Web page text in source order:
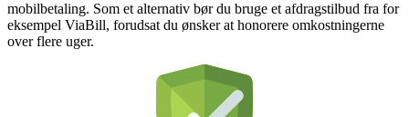
mobilbetaling. Som et alternativ bør du bruge et afdragstilbud fra for
eksempel ViaBill, forudsat du ønsker at honorere omkostningerne
over flere uger.